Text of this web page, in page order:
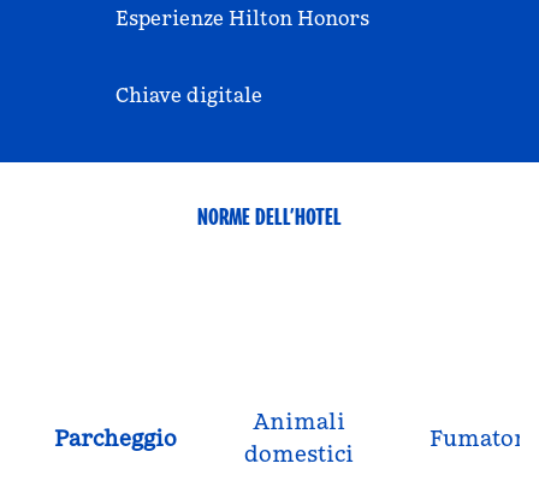
Esperienze Hilton Honors
Chiave digitale
NORME DELL’HOTEL
Parcheggio
Animali
domestici
Fumatori